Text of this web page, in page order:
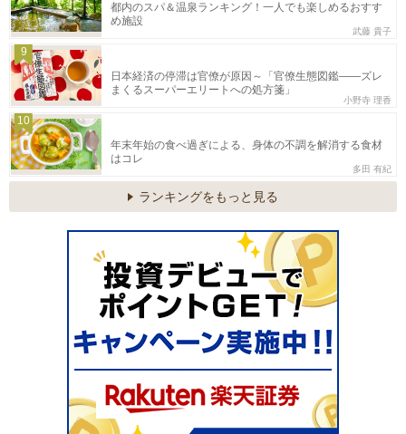
都内のスパ＆温泉ランキング！一人でも楽しめるおすす
め施設
武藤 貴子
9
日本経済の停滞は官僚が原因～「官僚生態図鑑――ズレ
まくるスーパーエリートへの処方箋」
小野寺 理香
10
年末年始の食べ過ぎによる、身体の不調を解消する食材
はコレ
多田 有紀
ランキングをもっと見る